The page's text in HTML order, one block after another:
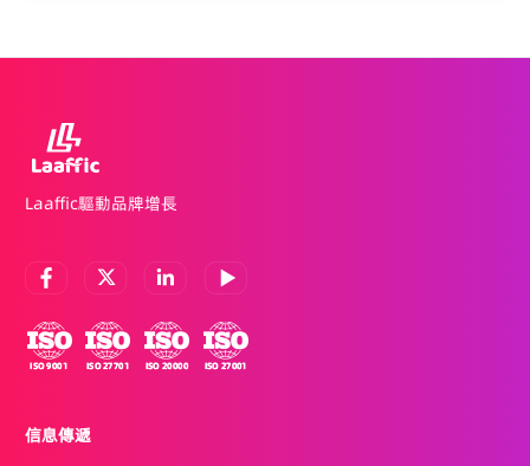
Laaffic驅動品牌增長
信息傳遞